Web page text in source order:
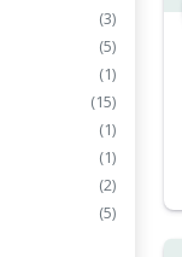
(3)
(5)
(1)
(15)
(1)
(1)
(2)
(5)